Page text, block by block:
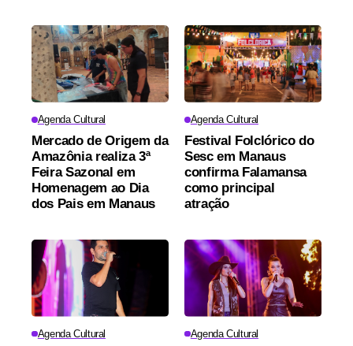
Agenda Cultural
Mercado de Origem da
Amazônia realiza 3ª
Feira Sazonal em
Homenagem ao Dia
dos Pais em Manaus
Agenda Cultural
Festival Folclórico do
Sesc em Manaus
confirma Falamansa
como principal
atração
Agenda Cultural Agenda Cultural